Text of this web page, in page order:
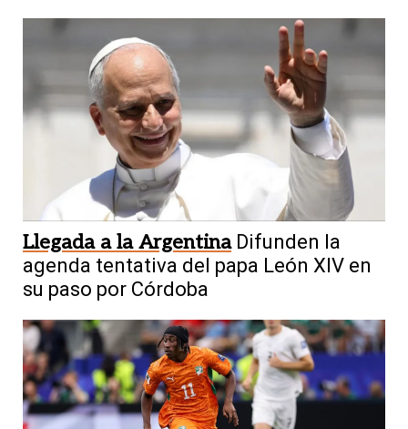
Llegada a la Argentina Difunden la
agenda tentativa del papa León XIV en
su paso por Córdoba